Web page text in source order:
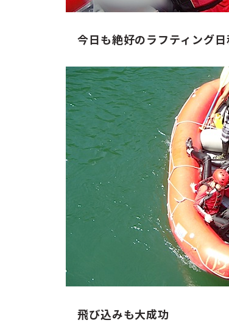
今日も絶好のラフティング日
飛び込みも大成功